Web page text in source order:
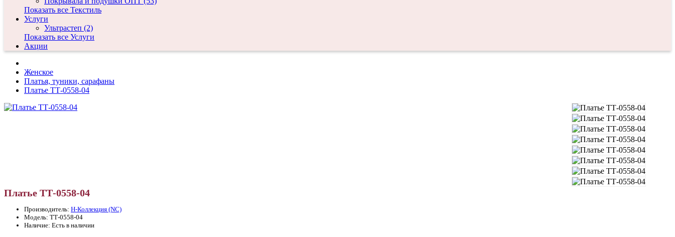
Показать все Текстиль
Услуги
Ультрастеп (2)
Показать все Услуги
Акции
Женское
Платья, туники, сарафаны
Платье ТТ-0558-04
Платье ТТ-0558-04
Производитель: Н-Коллекция (NC)
Модель: ТТ-0558-04
Наличие: Есть в наличии